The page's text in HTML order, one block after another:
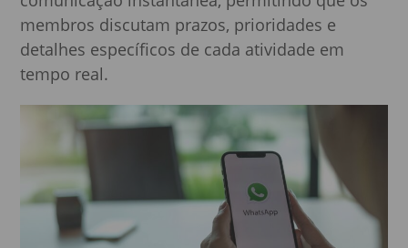
membros discutam prazos, prioridades e
detalhes específicos de cada atividade em
tempo real.